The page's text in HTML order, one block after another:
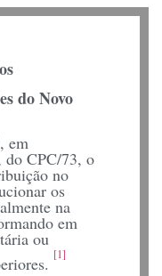
do Novo
em
do CPC/73, o
no
os
na
em
ou
[1]